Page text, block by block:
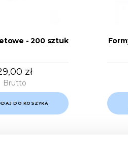
- 200 sztuk
zł
Brutto
DO KOSZYKA